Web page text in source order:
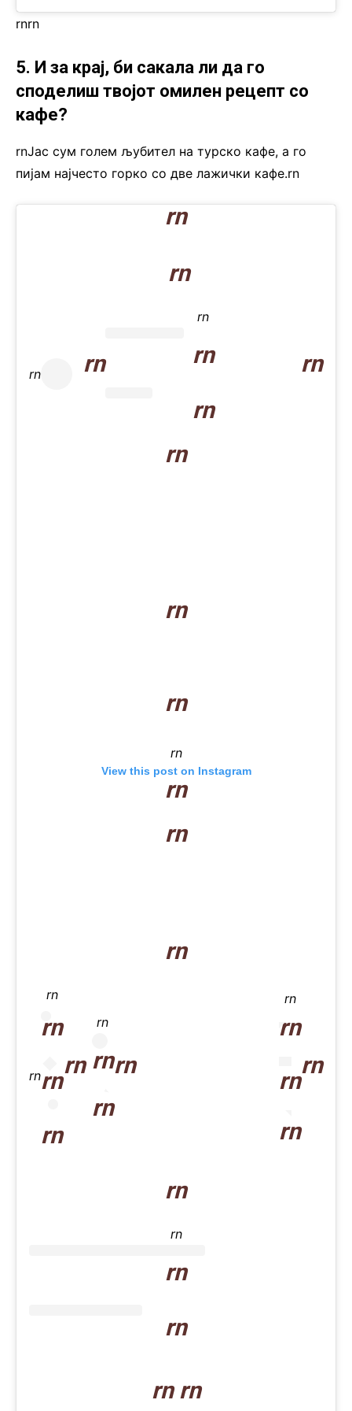
rnrn
5. И за крај, би сакала ли да го
споделиш твојот омилен рецепт со
кафе?
rnЈас сум голем љубител на турско кафе, а го
пијам најчесто горко со две лажички кафе.rn
rn
rn
rn rn
rn
rn
rn
rn
rn
rn
rn
rn
View this post on Instagram
rn
rn
rn
rn
rn
rn
rn
rn
rn
rn
rn
rn
rn
rn
rn
rn
rn
rn
rn
rn
rn
rn
rn rn